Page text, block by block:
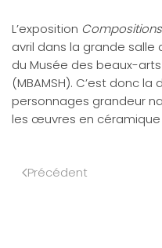
L’exposition
avril dans la grande
du Musée des beaux-
(MBAMSH). C’est donc
personnages grandeur
les œuvres en céramique
Précédent